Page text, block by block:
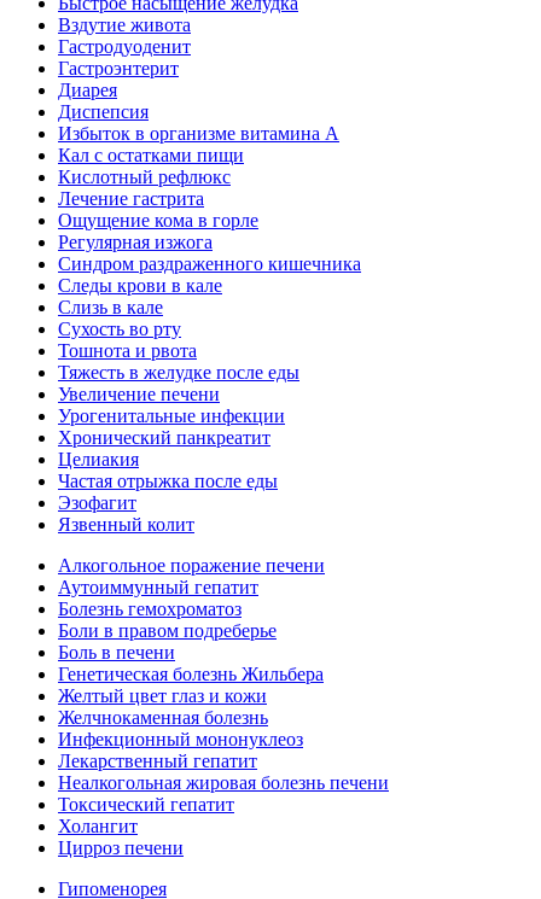
Вздутие живота
Гастродуоденит
Гастроэнтерит
Диарея
Диспепсия
Избыток в организме витамина А
Кал с остатками пищи
Кислотный рефлюкс
Лечение гастрита
Ощущение кома в горле
Регулярная изжога
Синдром раздраженного кишечника
Следы крови в кале
Слизь в кале
Сухость во рту
Тошнота и рвота
Тяжесть в желудке после еды
Увеличение печени
Урогенитальные инфекции
Хронический панкреатит
Целиакия
Частая отрыжка после еды
Эзофагит
Язвенный колит
Алкогольное поражение печени
Аутоиммунный гепатит
Болезнь гемохроматоз
Боли в правом подреберье
Боль в печени
Генетическая болезнь Жильбера
Желтый цвет глаз и кожи
Желчнокаменная болезнь
Инфекционный мононуклеоз
Лекарственный гепатит
Неалкогольная жировая болезнь печени
Токсический гепатит
Холангит
Цирроз печени
Гипоменорея